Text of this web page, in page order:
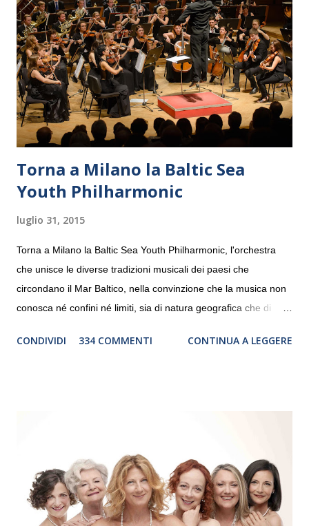
Torna a Milano la Baltic Sea
Youth Philharmonic
luglio 31, 2015
Torna a Milano la Baltic Sea Youth Philharmonic, l'orchestra
che unisce le diverse tradizioni musicali dei paesi che
circondano il Mar Baltico, nella convinzione che la musica non
conosca né confini né limiti, sia di natura geografica che di
debutterà il 10 settembre a Heiden, in Germania, e toccherà, in
“Settembre dell’Accademia” dove si esibirà per il secondo anno
consecutivo. Il pubblico milanese avrà il piacere di applaudire i
giovani artisti della Baltic Sea Youth Philharmonic per la quarta
volta. L’orchestra, fondata nel 2008 da Kristjan Järvi (affiancato
CONDIVIDI 334 COMMENTI CONTINUA A LEGGERE